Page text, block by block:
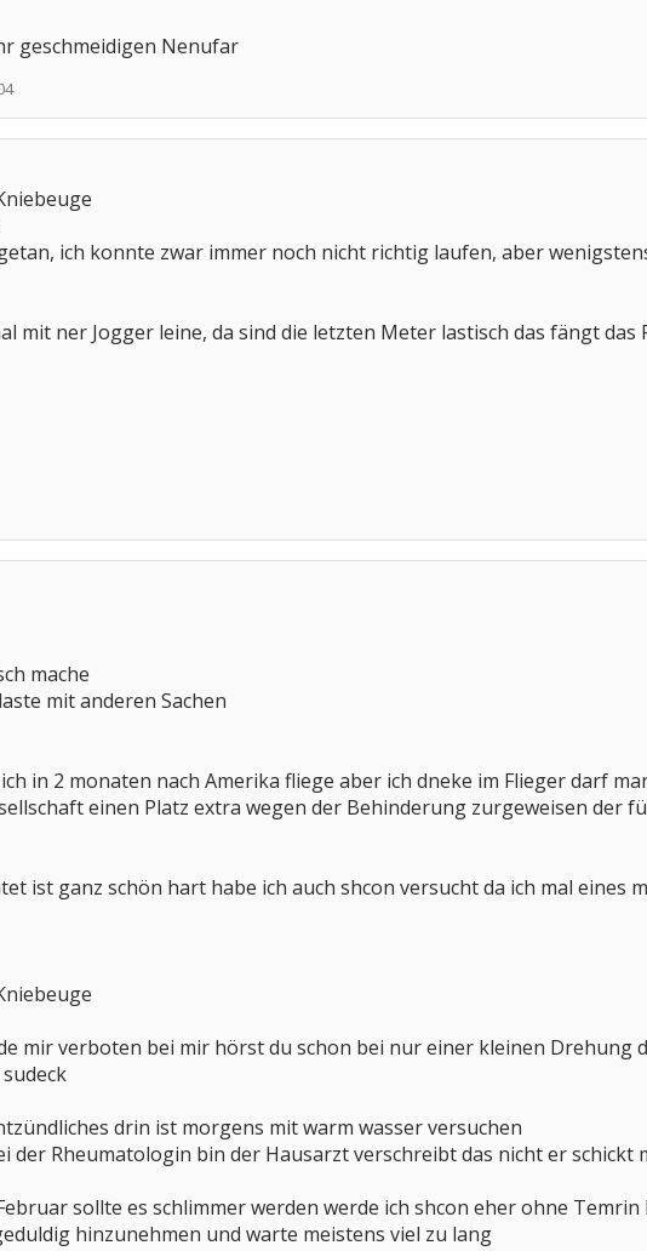
geschmeidigen Nenufar
ich konnte zwar immer noch nicht richtig laufen, aber
mit ner Jogger leine, da sind die letzten Meter lastisch das fängt das
mache
mit anderen Sachen
in 2 monaten nach Amerika fliege aber ich dneke im Flieger darf
einen Platz extra wegen der Behinderung zurgeweisen der
ist ganz schön hart habe ich auch shcon versucht da ich mal eines
mir verboten bei mir hörst du schon bei nur einer kleinen Drehung
drin ist morgens mit warm wasser versuchen
der Rheumatologin bin der Hausarzt verschreibt das nicht er schickt
sollte es schlimmer werden werde ich shcon eher ohne Temrin
hinzunehmen und warte meistens viel zu lang